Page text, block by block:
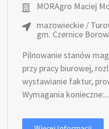
MORAgro Maciej
mazowieckie /
gm. Czernice
Pilnowanie stanów
przy pracy biurowej,
wystawianie faktur,
Wymagania konieczne:...